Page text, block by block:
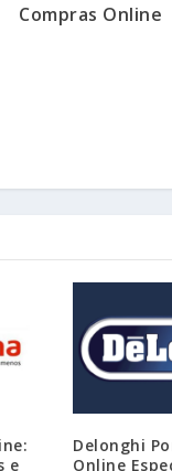
Compras Online
e
Delonghi
Online